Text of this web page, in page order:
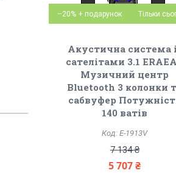
–20% Тільки
Акустична система
сателітами 3.1
Музичний центр
Bluetooth 3 колонки
сабвуфер
140 ватів
E-1913V
7 134 ₴
5 707 ₴